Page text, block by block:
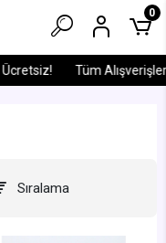
Tüm Alışverişlerinizde
0
Sıralama